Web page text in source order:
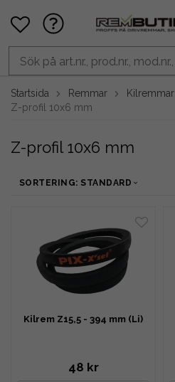
Startsida Remmar Kilremmar
Z-profil 10x6 mm
Z-profil 10x6 mm
SORTERING: STANDARD
Kilrem Z15,5 - 394 mm (Li)
48 kr